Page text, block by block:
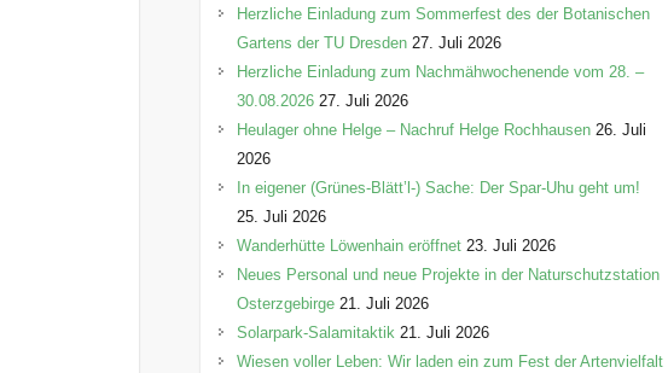
Herzliche Einladung zum Sommerfest des der Botanischen
Gartens der TU Dresden 27. Juli 2026
Herzliche Einladung zum Nachmähwochenende vom 28. –
30.08.2026 27. Juli 2026
Heulager ohne Helge – Nachruf Helge Rochhausen 26. Juli
2026
In eigener (Grünes-Blätt’l-) Sache: Der Spar-Uhu geht um!
25. Juli 2026
Wanderhütte Löwenhain eröffnet 23. Juli 2026
Neues Personal und neue Projekte in der Naturschutzstation
Osterzgebirge 21. Juli 2026
Solarpark-Salamitaktik 21. Juli 2026
Wiesen voller Leben: Wir laden ein zum Fest der Artenvielfalt